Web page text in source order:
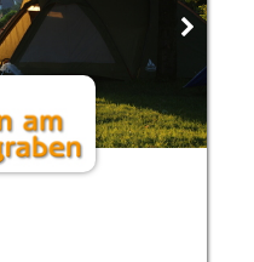
policies.google.com/privacy
jeder Zeit im Footer